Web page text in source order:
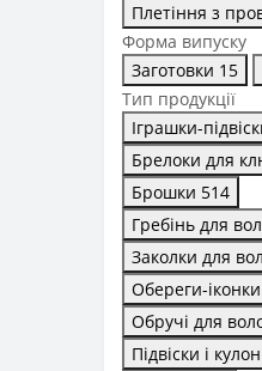
Плетіння з
Форма випуску
Заготовки 15
Тип продукції
Іграшки-
Брелоки для
Брошки 514
Гребінь для
Заколки для
Обереги-іконки
Обручі для
Підвіски і